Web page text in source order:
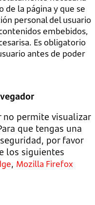
la página y que se
personal del usuario
embebidos,
Es obligatorio
antes de poder
no permite visualizar
que tengas una
por favor
los siguientes
, Mozilla Firefox